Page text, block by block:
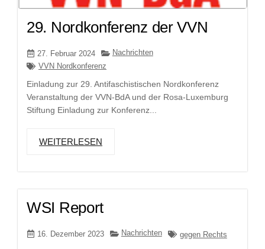
29. Nordkonferenz der VVN
27. Februar 2024
Nachrichten
VVN Nordkonferenz
Einladung zur 29. Antifaschistischen Nordkonferenz
Veranstaltung der VVN-BdA und der Rosa-Luxemburg
Stiftung Einladung zur Konferenz...
WEITERLESEN
WSI Report
16. Dezember 2023 Nachrichten gegen Rechts